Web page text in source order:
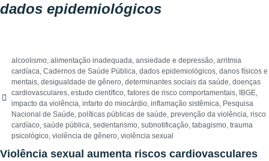
dados epidemiológicos
alcoolismo, alimentação inadequada, ansiedade e depressão, arritmia
cardíaca, Cadernos de Saúde Pública, dados epidemiológicos, danos físicos e
mentais, desigualdade de gênero, determinantes sociais da saúde, doenças
cardiovasculares, estudo científico, fatores de risco comportamentais, IBGE,
impacto da violência, infarto do miocárdio, inflamação sistêmica, Pesquisa
Nacional de Saúde, políticas públicas de saúde, prevenção da violência, risco
cardíaco, saúde pública, sedentarismo, subnotificação, tabagismo, trauma
psicológico, violência de gênero, violência sexual
Violência sexual aumenta riscos cardiovasculares